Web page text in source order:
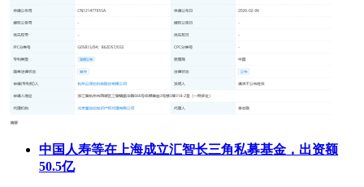
中国人寿等在上海成立汇智长三角私募基金，出资额
50.5亿